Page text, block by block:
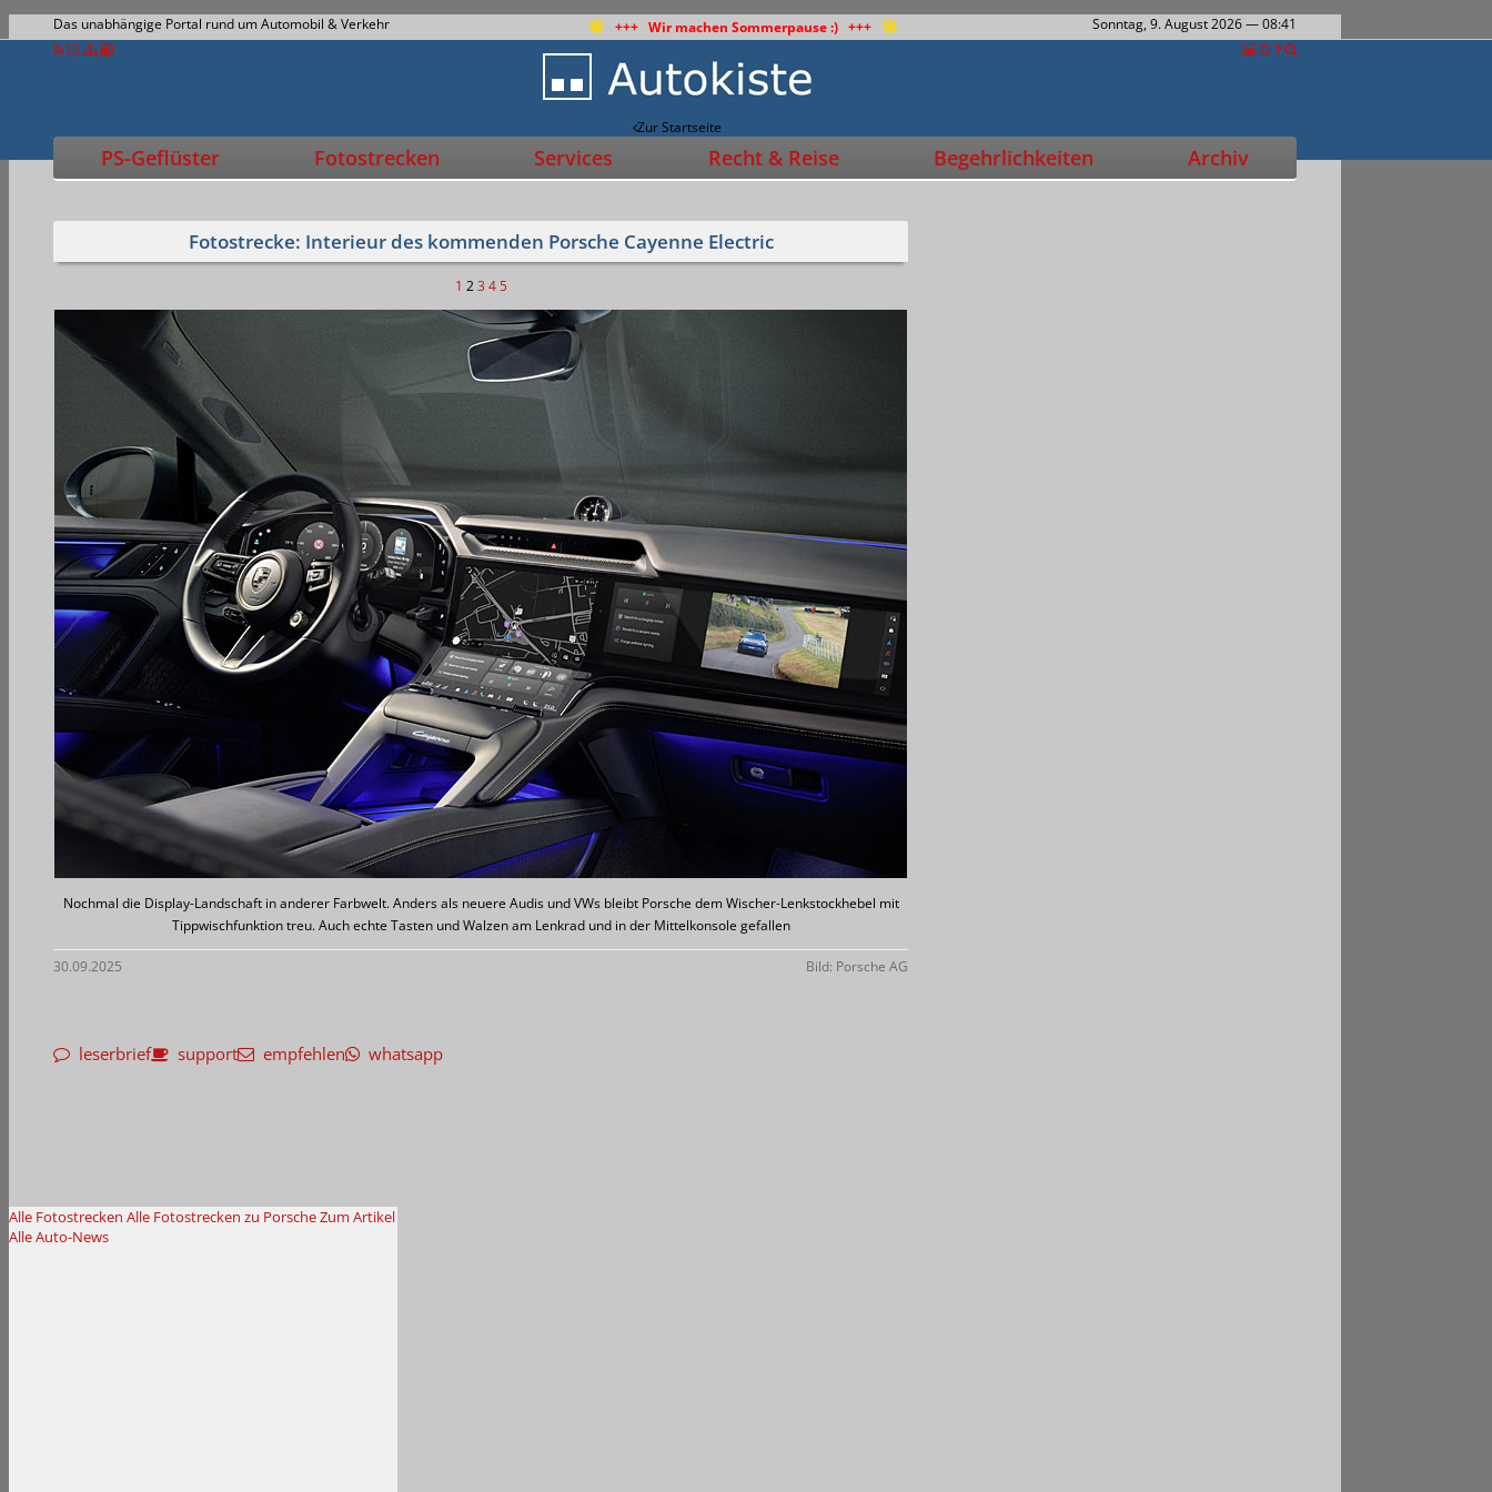
Das unabhängige Portal rund um Automobil & Verkehr +++ Wir machen Sommerpause :) +++ Sonntag, 9. August 2026— 08:41
Zur Startseite
PS-Geflüster Fotostrecken Services Recht & Reise Begehrlichkeiten Archiv
Fotostrecke: Interieur des kommenden Porsche Cayenne Electric
1 2 3 4 5
Nochmal die Display-Landschaft in anderer Farbwelt. Anders als neuere Audis und VWs bleibt Porsche dem Wischer-Lenkstockhebel mit
Tippwischfunktion treu. Auch echte Tasten und Walzen am Lenkrad und in der Mittelkonsole gefallen
30.09.2025 Bild: Porsche AG
leserbrief support empfehlen whatsapp
Alle Fotostrecken Alle Fotostrecken zu PorscheZum Artikel
Alle Auto-News